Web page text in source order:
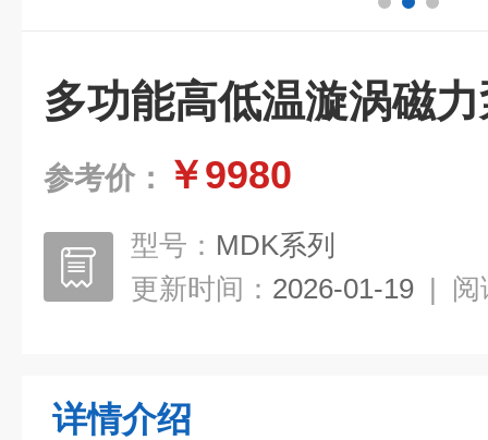
多功能高低温漩涡磁
参考价： ￥9980
型号： MDK系列
更新时间： 2026-01-19 | 阅
详情介绍